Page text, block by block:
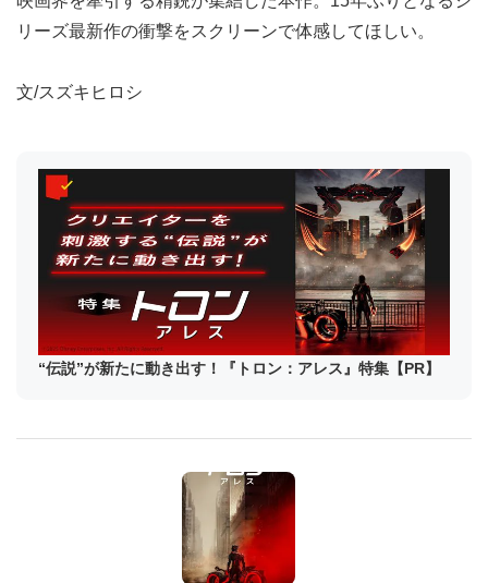
リーズ最新作の衝撃をスクリーンで体感してほしい。
文/スズキヒロシ
“伝説”が新たに動き出す！『トロン：アレス』特集【PR】